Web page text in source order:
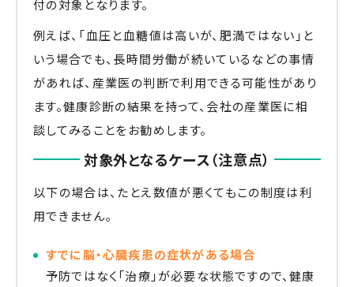
付の対象となります。
例えば、「血圧と血糖値は高いが、肥満ではない」と
いう場合でも、長時間労働が続いているなどの事情
があれば、産業医の判断で利用できる可能性があり
ます。健康診断の結果を持って、会社の産業医に相
談してみることをお勧めします。
対象外となるケース（注意点）
以下の場合は、たとえ数値が悪くてもこの制度は利
用できません。
すでに脳・心臓疾患の症状がある場合
予防ではなく「治療」が必要な状態ですので、健康